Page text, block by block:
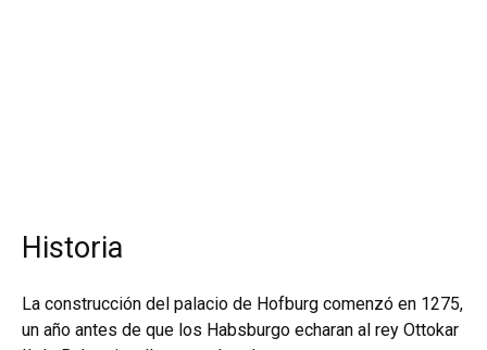
Historia
La construcción del palacio de Hofburg comenzó en 1275,
un año antes de que los Habsburgo echaran al rey Ottokar